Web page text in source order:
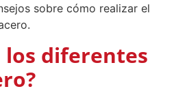
sobre cómo realizar el
los diferentes